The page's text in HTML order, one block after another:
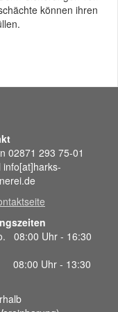
können ihren
02871 293 75-01
info[at]harks-
08:00 Uhr - 16:30
Uhr - 13:30